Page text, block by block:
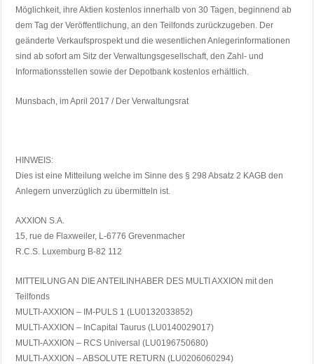
Möglichkeit, ihre Aktien kostenlos innerhalb von 30 Tagen, beginnend ab
dem Tag der Veröffentlichung, an den Teilfonds zurückzugeben. Der
geänderte Verkaufsprospekt und die wesentlichen Anlegerinformationen
sind ab sofort am Sitz der Verwaltungsgesellschaft, den Zahl- und
Informationsstellen sowie der Depotbank kostenlos erhältlich.
Munsbach, im April 2017 / Der Verwaltungsrat
HINWEIS:
Dies ist eine Mitteilung welche im Sinne des § 298 Absatz 2 KAGB den
Anlegern unverzüglich zu übermitteln ist.
AXXION S.A.
15, rue de Flaxweiler, L-6776 Grevenmacher
R.C.S. Luxemburg B-82 112
MITTEILUNG AN DIE ANTEILINHABER DES MULTI AXXION mit den
Teilfonds
MULTI-AXXION – IM-PULS 1 (LU0132033852)
MULTI-AXXION – InCapital Taurus (LU0140029017)
MULTI-AXXION – RCS Universal (LU0196750680)
MULTI-AXXION – ABSOLUTE RETURN (LU0206060294)